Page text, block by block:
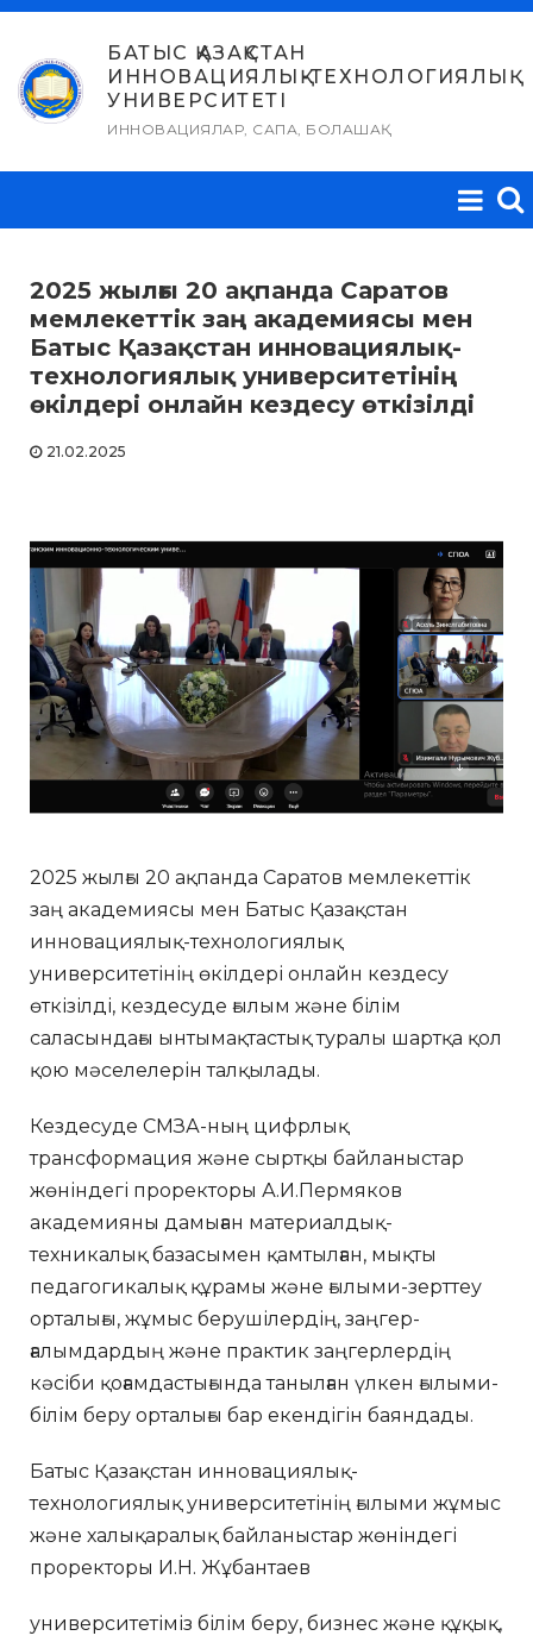
Skip
content
БАТЫС ҚАЗАҚСТАН
ИННОВАЦИЯЛЫҚ-ТЕХНОЛОГИЯЛЫҚ
УНИВЕРСИТЕТІ
ИННОВАЦИЯЛАР, САПА, БОЛАШАҚ
2025 жылғы 20 ақпанда Саратов
мемлекеттік заң академиясы мен
Батыс Қазақстан инновациялық-
технологиялық университетінің
өкілдері онлайн кездесу өткізілді
21.02.2025
2025 жылғы 20 ақпанда Саратов мемлекеттік
заң академиясы мен Батыс Қазақстан
инновациялық-технологиялық
университетінің өкілдері онлайн кездесу
өткізілді, кездесуде ғылым және білім
саласындағы ынтымақтастық туралы шартқа қол
қою мәселелерін талқылады.
Кездесуде СМЗА-ның цифрлық
трансформация және сыртқы байланыстар
жөніндегі проректоры А.И.Пермяков
академияны дамыған материалдық-
техникалық базасымен қамтылған, мықты
педагогикалық құрамы және ғылыми-зерттеу
орталығы, жұмыс берушілердің, заңгер-
ғалымдардың және практик заңгерлердің
кәсіби қоғамдастығында танылған үлкен ғылыми-
білім беру орталығы бар екендігін баяндады.
Батыс Қазақстан инновациялық-
технологиялық университетінің ғылыми жұмыс
және халықаралық байланыстар жөніндегі
проректоры И.Н. Жұбантаев
университетіміз білім беру, бизнес және құқық,